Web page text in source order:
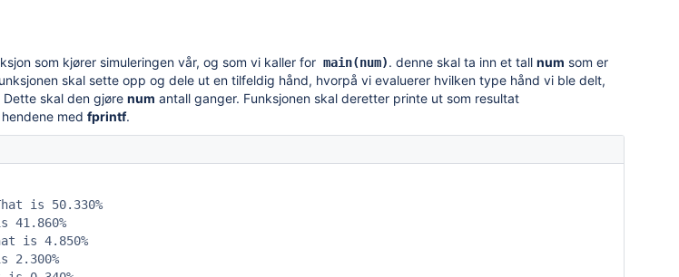
som kjører simuleringen vår, og som vi kaller for main(num). denne skal ta inn et tall num som er
skal sette opp og dele ut en tilfeldig hånd, hvorpå vi evaluerer hvilken type hånd vi ble delt,
skal den gjøre num antall ganger. Funksjonen skal deretter printe ut som resultat
med fprintf.
is 50.330%
41.860%
is 4.850%
2.300%